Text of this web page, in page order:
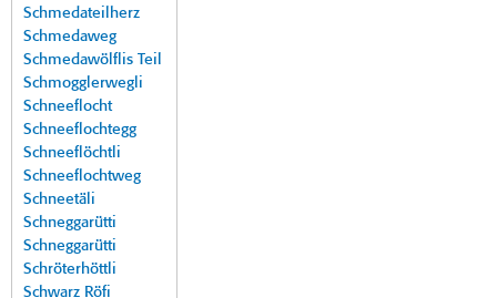
Schmedateilherz
Schmedaweg
Schmedawölflis Teil
Schmogglerwegli
Schneeflocht
Schneeflochtegg
Schneeflöchtli
Schneeflochtweg
Schneetäli
Schneggarütti
Schneggarütti
Schröterhöttli
Schwarz Röfi